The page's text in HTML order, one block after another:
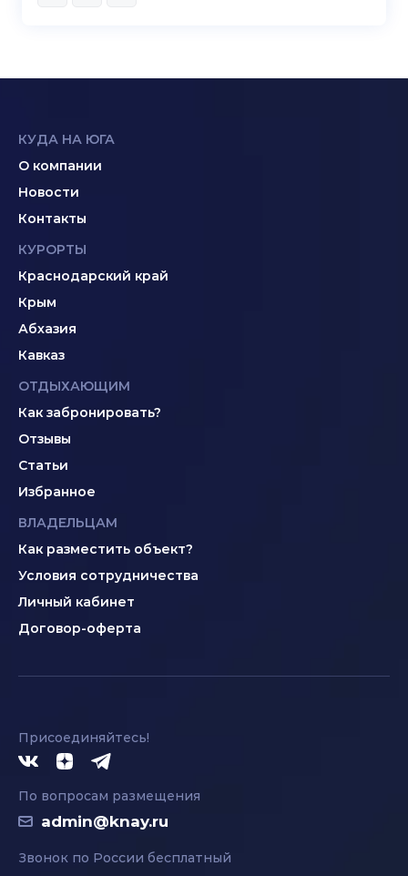
КУДА НА ЮГА
О компании
Новости
Контакты
КУРОРТЫ
Краснодарский край
Крым
Абхазия
Кавказ
ОТДЫХАЮЩИМ
Как забронировать?
Отзывы
Статьи
Избранное
ВЛАДЕЛЬЦАМ
Как разместить объект?
Условия сотрудничества
Личный кабинет
Договор-оферта
Присоединяйтесь!
По вопросам размещения
admin@knay.ru
Звонок по России бесплатный